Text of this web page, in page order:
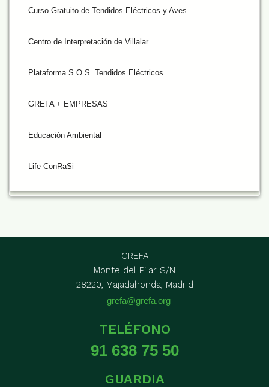
Curso Gratuito de Tendidos Eléctricos y Aves
Centro de Interpretación de Villalar
Plataforma S.O.S. Tendidos Eléctricos
GREFA + EMPRESAS
Educación Ambiental
Life ConRaSi
GREFA
Monte del Pilar S/N
28220, Majadahonda, Madrid
grefa@grefa.org
TELÉFONO
91 638 75 50
GUARDIA